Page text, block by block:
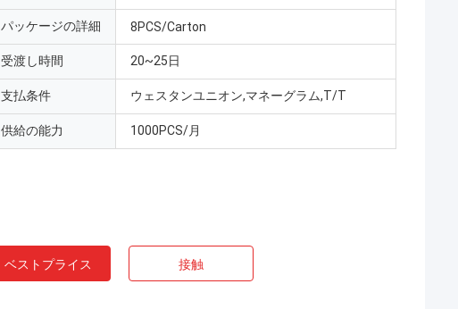
パッケージの詳細 8PCS/Carton
受渡し時間 20~25日
支払条件 ウェスタンユニオン,マネーグラム,T/T
供給の能力 1000PCS/月
ベストプライス 接触